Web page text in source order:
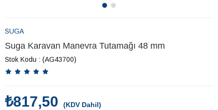
SUGA
Suga Karavan Manevra Tutamağı 48 mm
Stok Kodu (AG43700)
₺817,50
(KDV Dahil)